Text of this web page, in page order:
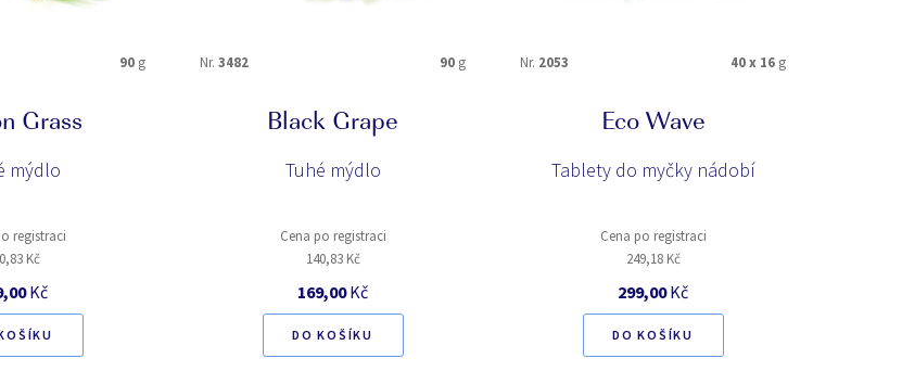
90 g
Grass
mýdlo
registraci
Kč
Kč
Nr. 3482 90 g
Black Grape
Tuhé mýdlo
Cena po registraci
140,83 Kč
169,00Kč
DO KOŠÍKU
Nr. 2053 40 x 16 g
Eco Wave
Tablety do myčky nádobí
Cena po registraci
249,18 Kč
299,00Kč
DO KOŠÍKU